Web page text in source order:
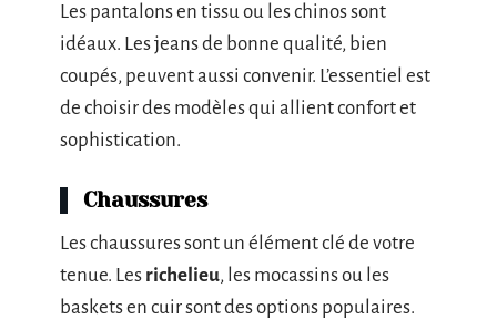
Les pantalons en tissu ou les chinos sont
idéaux. Les jeans de bonne qualité, bien
coupés, peuvent aussi convenir. L’essentiel est
de choisir des modèles qui allient confort et
sophistication.
Chaussures
Les chaussures sont un élément clé de votre
tenue. Les richelieu, les mocassins ou les
baskets en cuir sont des options populaires.